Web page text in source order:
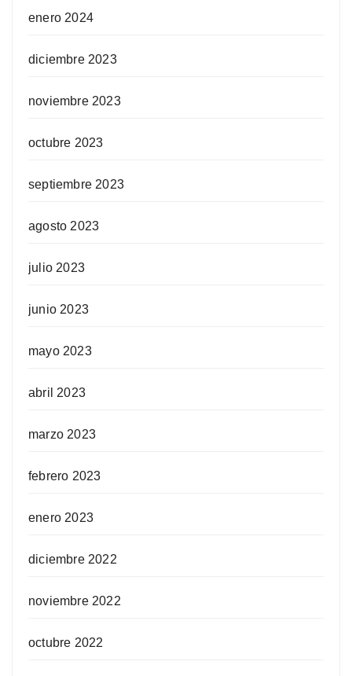
enero 2024
diciembre 2023
noviembre 2023
octubre 2023
septiembre 2023
agosto 2023
julio 2023
junio 2023
mayo 2023
abril 2023
marzo 2023
febrero 2023
enero 2023
diciembre 2022
noviembre 2022
octubre 2022